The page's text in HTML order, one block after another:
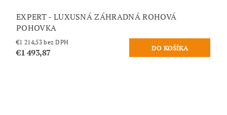
EXPERT - LUXUSNÁ ZÁHRADNÁ ROHOVÁ
POHOVKA
€1 214,53 bez DPH
€1 493,87